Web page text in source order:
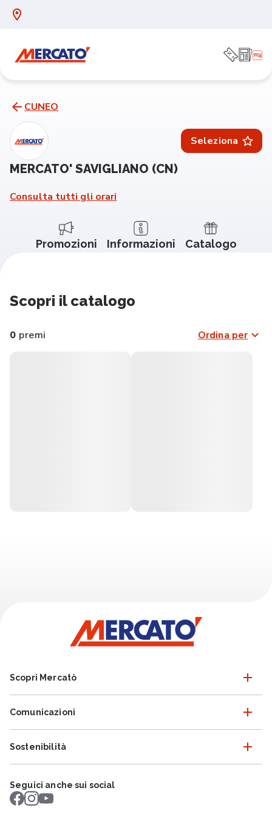
CUNEO
Seleziona
MERCATO' SAVIGLIANO (CN)
Consulta tutti gli orari
Promozioni Informazioni Catalogo
Scopri il catalogo
0 premi Ordina per
Scopri Mercatò
Comunicazioni
Sostenibilità
Seguici anche sui social